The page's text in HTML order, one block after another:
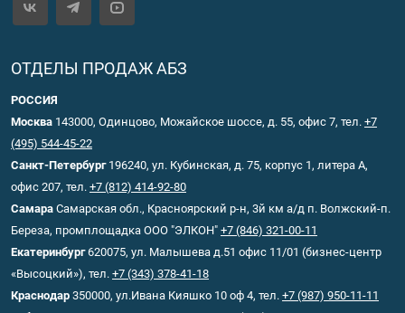
ОТДЕЛЫ ПРОДАЖ АБЗ
РОССИЯ
Москва 143000, Одинцово, Можайское шоссе, д. 55, офис 7, тел. +7
(495) 544-45-22
Санкт-Петербург196240, ул. Кубинская, д. 75, корпус 1, литера А,
офис 207, тел. +7 (812) 414-92-80
Самара Самарская обл., Красноярский р-н, 3й км а/д п. Волжский-п.
Береза, промплощадка ООО "ЭЛКОН" +7 (846) 321-00-11
Екатеринбург620075, ул. Малышева д.51 офис 11/01 (бизнес-центр
«Высоцкий»), тел. +7 (343) 378-41-18
Краснодар 350000, ул.Ивана Кияшко 10 оф 4, тел. +7 (987) 950-11-11